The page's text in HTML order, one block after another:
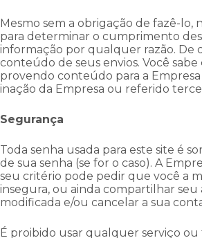
Mesmo sem a obrigação de fazê-lo,
para determinar o cumprimento
informação por qualquer razão.
conteúdo de seus envios. Você
provendo conteúdo para a
inação da Empresa ou referido
Segurança
Toda senha usada para este site é
de sua senha (se for o caso). A
seu critério pode pedir que você a
insegura, ou ainda compartilhar seu
modificada e/ou cancelar a sua
É proibido usar qualquer serviço